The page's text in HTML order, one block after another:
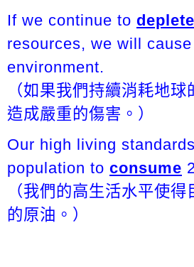
If we continue to deplete
resources, we will
environment.
（如果我們持續消耗地
造成嚴重的傷害。）
Our high living
population to consume
（我們的高生活水平使
的原油。）